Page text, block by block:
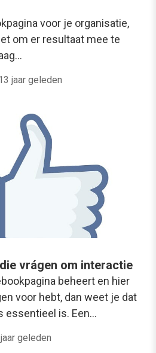
voor je organisatie,
om er resultaat mee te
jaar geleden
vrágen om interactie
beheert en hier
voor hebt, dan weet je dat
essentieel is. Een…
geleden